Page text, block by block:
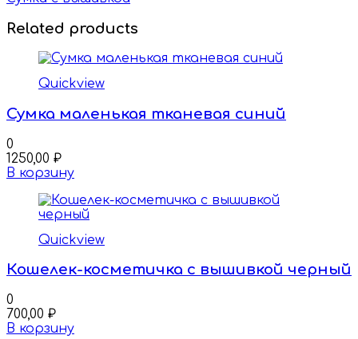
Related products
Quickview
Сумка маленькая тканевая синий
0
1250,00 ₽
В корзину
Quickview
Кошелек-косметичка с вышивкой черный
0
700,00 ₽
В корзину